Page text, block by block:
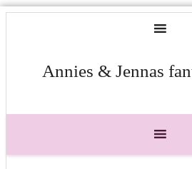
Annies & Jennas